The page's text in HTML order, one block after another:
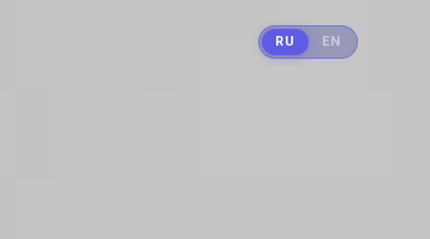
RU EN